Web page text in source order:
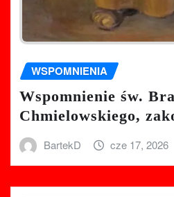
WSPOMNIENIA
Wspomnienie św.
Chmielowskiego,
BartekD cze 17, 2026